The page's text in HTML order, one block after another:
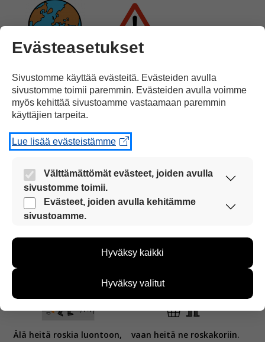
jotka suojelevat luontoa
Älä heitä roskia luontoon, vaan heitä ne roskakoriin.
Evästeasetukset
Sivustomme käyttää evästeitä. Evästeiden avulla
sivustomme toimii paremmin. Evästeiden avulla voimme
myös kehittää sivustoamme vastaamaan paremmin
käyttäjien tarpeita.
Lue lisää evästeistämme
Välttämättömät evästeet, joiden avulla
sivustomme toimii.
Nämä evästeet ovat aina käytössä, jotta
sivustoamme voi käyttää sujuvasti ja turvallisesti.
Evästeet, joiden avulla kehitämme
sivustoamme.
kehittää sivustoamme vastaamaan paremmin
kävijämääristä ja siitä, mitä sivuja käytetään ja
miten sivuilla liikutaan. Emme kuitenkaan kerää
yksittäiseen käyttäjään.
Hyväksy kaikki
Hyväksy valitut